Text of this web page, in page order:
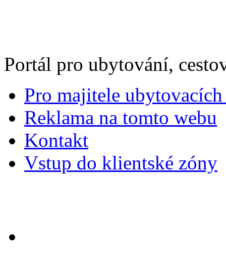
Portál pro ubytování,
Pro majitele
Reklama na tomto webu
Kontakt
Vstup do klientské zóny